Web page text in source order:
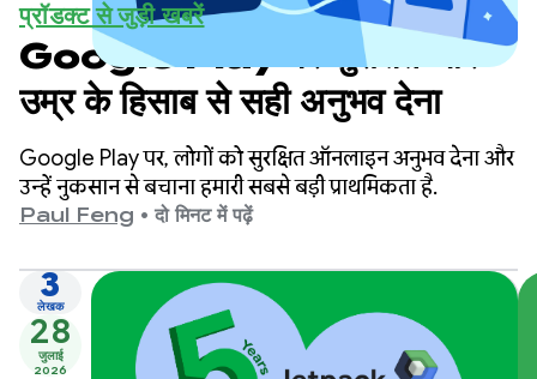
प्रॉडक्ट से जुड़ी खबरें
Google Play पर सुरक्षित और
उम्र के हिसाब से सही अनुभव देना
Google Play पर, लोगों को सुरक्षित ऑनलाइन अनुभव देना और
उन्हें नुकसान से बचाना हमारी सबसे बड़ी प्राथमिकता है.
Paul Feng • दो मिनट में पढ़ें
3
लेखक
28
जुलाई
2026